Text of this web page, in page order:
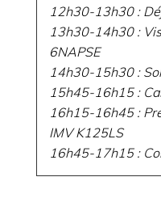
12h30-13h30 :
13h30-14h30 :
6NAPSE
14h30-15h30 :
15h45-16h15 :
16h15-16h45 :
IMV K125LS
16h45-17h15 :